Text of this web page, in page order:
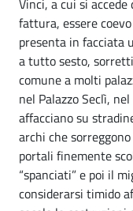
fattura, essere
presenta in facciata
a tutto sesto,
comune a molti
nel Palazzo Seclì,
affacciano su
archi che
portali finemente
“spanciati” e poi il
considerarsi timido